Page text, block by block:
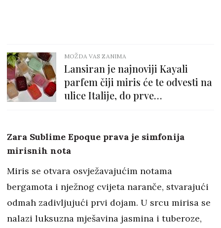
MOŽDA VAS ZANIMA
Lansiran je najnoviji Kayali
parfem čiji miris će te odvesti na
ulice Italije, do prve
Zara Sublime Epoque prava je simfonija
mirisnih nota
Miris se otvara osvježavajućim notama
bergamota i nježnog cvijeta naranče, stvarajući
odmah zadivljujući prvi dojam. U srcu mirisa se
nalazi luksuzna mješavina jasmina i tuberoze,